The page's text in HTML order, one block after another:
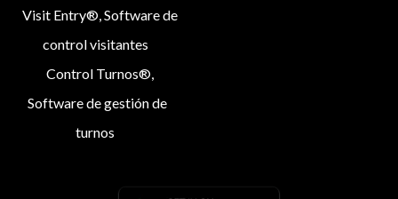
Visit Entry®, Software de
control visitantes
Control Turnos®,
Software de gestión de
turnos